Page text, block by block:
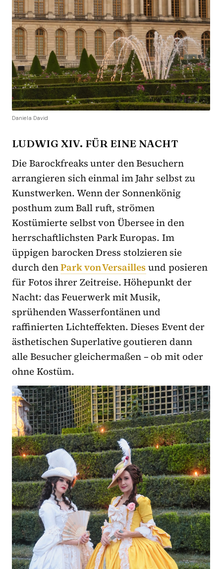
Daniela David
LUDWIG XIV. FÜR EINE NACHT
Die Barockfreaks unter den Besuchern
arrangieren sich einmal im Jahr selbst zu
Kunstwerken. Wenn der Sonnenkönig
posthum zum Ball ruft, strömen
Kostümierte selbst von Übersee in den
herrschaftlichsten Park Europas. Im
üppigen barocken Dress stolzieren sie
durch denPark von Versaillesund posieren
für Fotos ihrer Zeitreise. Höhepunkt der
Nacht: das Feuerwerk mit Musik,
sprühenden Wasserfontänen und
raffinierten Lichteffekten. Dieses Event der
ästhetischen Superlative goutieren dann
alle Besucher gleichermaßen – ob mit oder
ohne Kostüm.